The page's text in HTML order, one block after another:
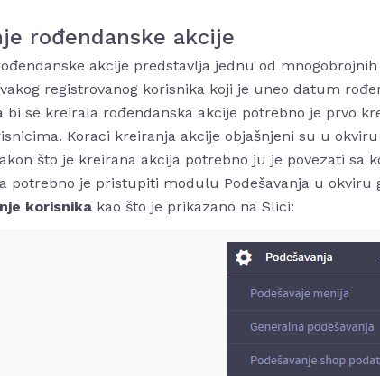
rođendanske akcije
akcije predstavlja jednu od
registrovanog korisnika koji je uneo datum
bi se kreirala rođendanska akcije potrebno je prvo
Koraci kreiranja akcije objašnjeni su u
što je kreirana akcija potrebno ju je povezati sa
potrebno je pristupiti modulu Podešavanja u okviru
korisnika kao što je prikazano na Slici: